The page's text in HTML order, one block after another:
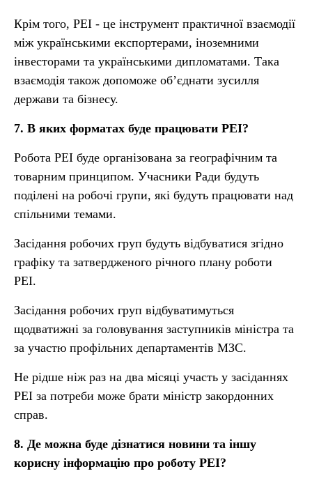
Крім того, РЕІ - це інструмент практичної взаємодії
між українськими експортерами, іноземними
інвесторами та українськими дипломатами. Така
взаємодія також допоможе об’єднати зусилля
держави та бізнесу.
7. В яких форматах буде працювати РЕІ?
Робота РЕІ буде організована за географічним та
товарним принципом. Учасники Ради будуть
поділені на робочі групи, які будуть працювати над
спільними темами.
Засідання робочих груп будуть відбуватися згідно
графіку та затвердженого річного плану роботи
РЕІ.
Засідання робочих груп відбуватимуться
щодватижні за головування заступників міністра та
за участю профільних департаментів МЗС.
Не рідше ніж раз на два місяці участь у засіданнях
РЕІ за потреби може брати міністр закордонних
справ.
8. Де можна буде дізнатися новини та іншу
корисну інформацію про роботу РЕІ?